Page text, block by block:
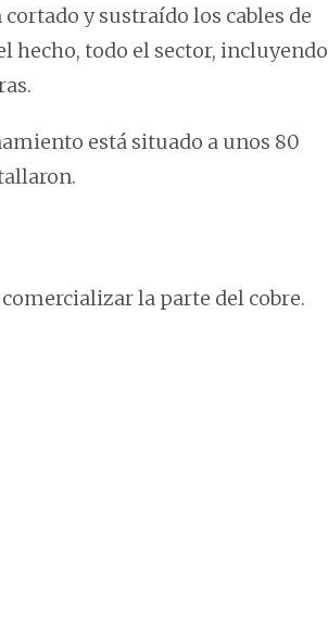
y sustraído los cables de
hecho, todo el sector, incluyendo
está situado a unos 80
la parte del cobre.